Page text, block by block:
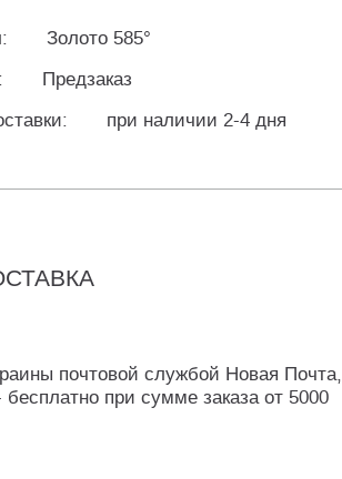
Золото 585°
Предзаказ
при наличии 2-4 дня
почтовой службой Новая Почта,
при сумме заказа от 5000